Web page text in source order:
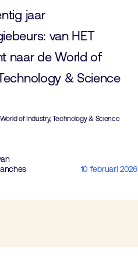
jaar
van HET
naar de World of
& Science
World of Industry, Technology & Science
10 februari 2026